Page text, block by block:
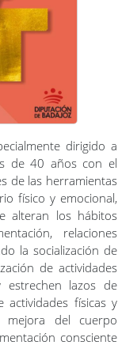
e igualdad
dirigido a
de 40 años con el
de las herramientas
físico y emocional,
alteran los hábitos
relaciones
la socialización de
de actividades
lazos de
actividades físicas y
mejora del cuerpo
consciente